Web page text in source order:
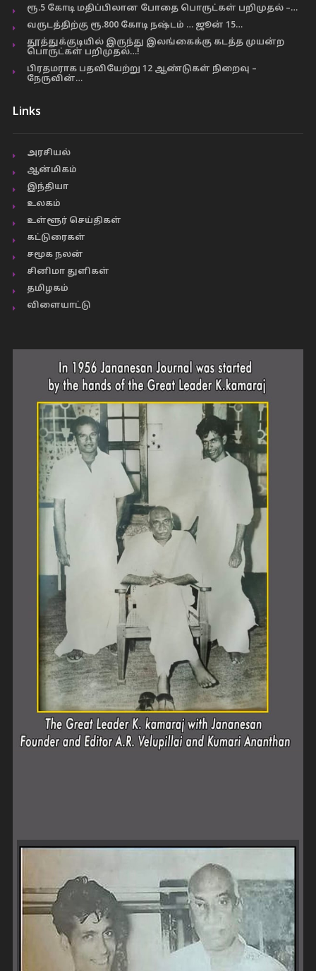
ரூ.5 கோடி மதிப்பிலான போதை பொருட்கள் பறிமுதல் –…
வருடத்திற்கு ரூ.800 கோடி நஷ்டம் … ஜூன் 15…
தூத்துக்குடியில் இருந்து இலங்கைக்கு கடத்த முயன்ற
பொருட்கள் பறிமுதல்…!
பிரதமராக பதவியேற்று 12 ஆண்டுகள் நிறைவு –
நேருவின்…
Links
அரசியல்
ஆன்மிகம்
இந்தியா
உலகம்
உள்ளூர் செய்திகள்
கட்டுரைகள்
சமூக நலன்
சினிமா துளிகள்
தமிழகம்
விளையாட்டு